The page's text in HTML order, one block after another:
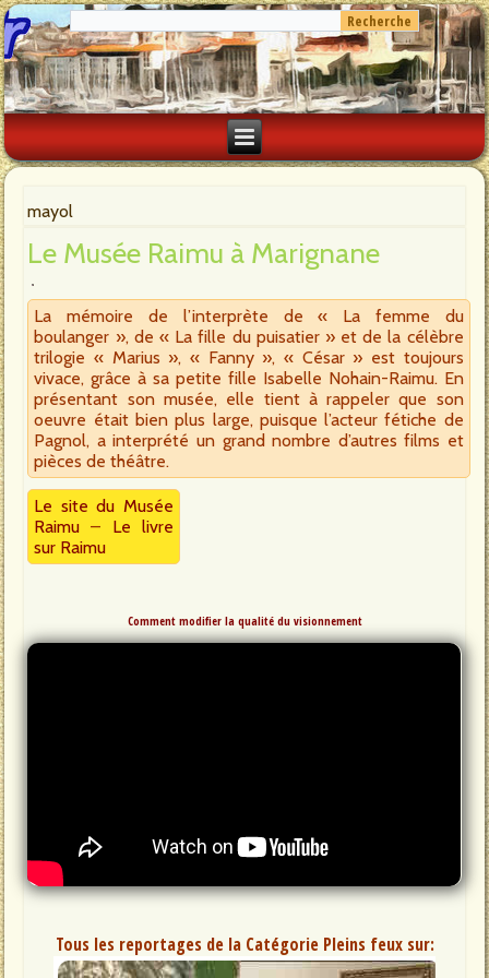
mayol
Le Musée Raimu à Marignane
La mémoire de l’interprète de « La femme du
boulanger », de « La fille du puisatier » et de la célèbre
trilogie « Marius », « Fanny », « César » est toujours
vivace, grâce à sa petite fille Isabelle Nohain-Raimu. En
présentant son musée, elle tient à rappeler que son
oeuvre était bien plus large, puisque l’acteur fétiche de
Pagnol, a interprété un grand nombre d’autres films et
pièces de théâtre.
Le site du Musée
Raimu – Le livre
sur Raimu
Comment modifier la qualité du visionnement
Tous les reportages de la Catégorie Pleins feux sur: